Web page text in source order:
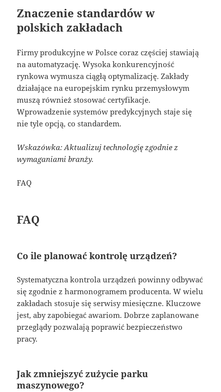
Znaczenie standardów w
polskich zakładach
Firmy produkcyjne w Polsce coraz częściej stawiają
na automatyzację. Wysoka konkurencyjność
rynkowa wymusza ciągłą optymalizację. Zakłady
działające na europejskim rynku przemysłowym
muszą również stosować certyfikacje.
Wprowadzenie systemów predykcyjnych staje się
nie tyle opcją, co standardem.
Wskazówka: Aktualizuj technologię zgodnie z
wymaganiami branży.
FAQ
FAQ
Co ile planować kontrolę urządzeń?
Systematyczna kontrola urządzeń powinny odbywać
się zgodnie z harmonogramem producenta. W wielu
zakładach stosuje się serwisy miesięczne. Kluczowe
jest, aby zapobiegać awariom. Dobrze zaplanowane
przeglądy pozwalają poprawić bezpieczeństwo
pracy.
Jak zmniejszyć zużycie parku
maszynowego?